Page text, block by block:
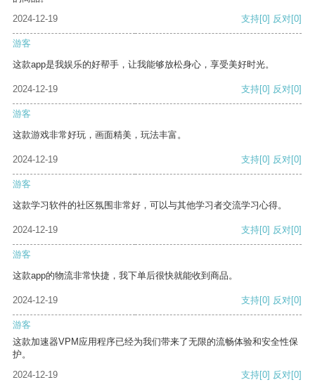
2024-12-19
支持[0] 反对[0]
游客
这款app是我娱乐的好帮手，让我能够放松身心，享受美好时光。
2024-12-19 支持[0] 反对[0]
游客
这款游戏非常好玩，画面精美，玩法丰富。
2024-12-19 支持[0] 反对[0]
游客
这款学习软件的社区氛围非常好，可以与其他学习者交流学习心得。
2024-12-19 支持[0] 反对[0]
游客
这款app的物流非常快捷，我下单后很快就能收到商品。
2024-12-19 支持[0] 反对[0]
游客
这款加速器VPM应用程序已经为我们带来了无限的流畅体验和安全性保
护。
2024-12-19
支持[0] 反对[0]